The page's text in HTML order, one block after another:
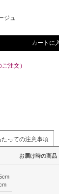
ジュ
カートに
注文）
たっての注意事項
お届け時の商品